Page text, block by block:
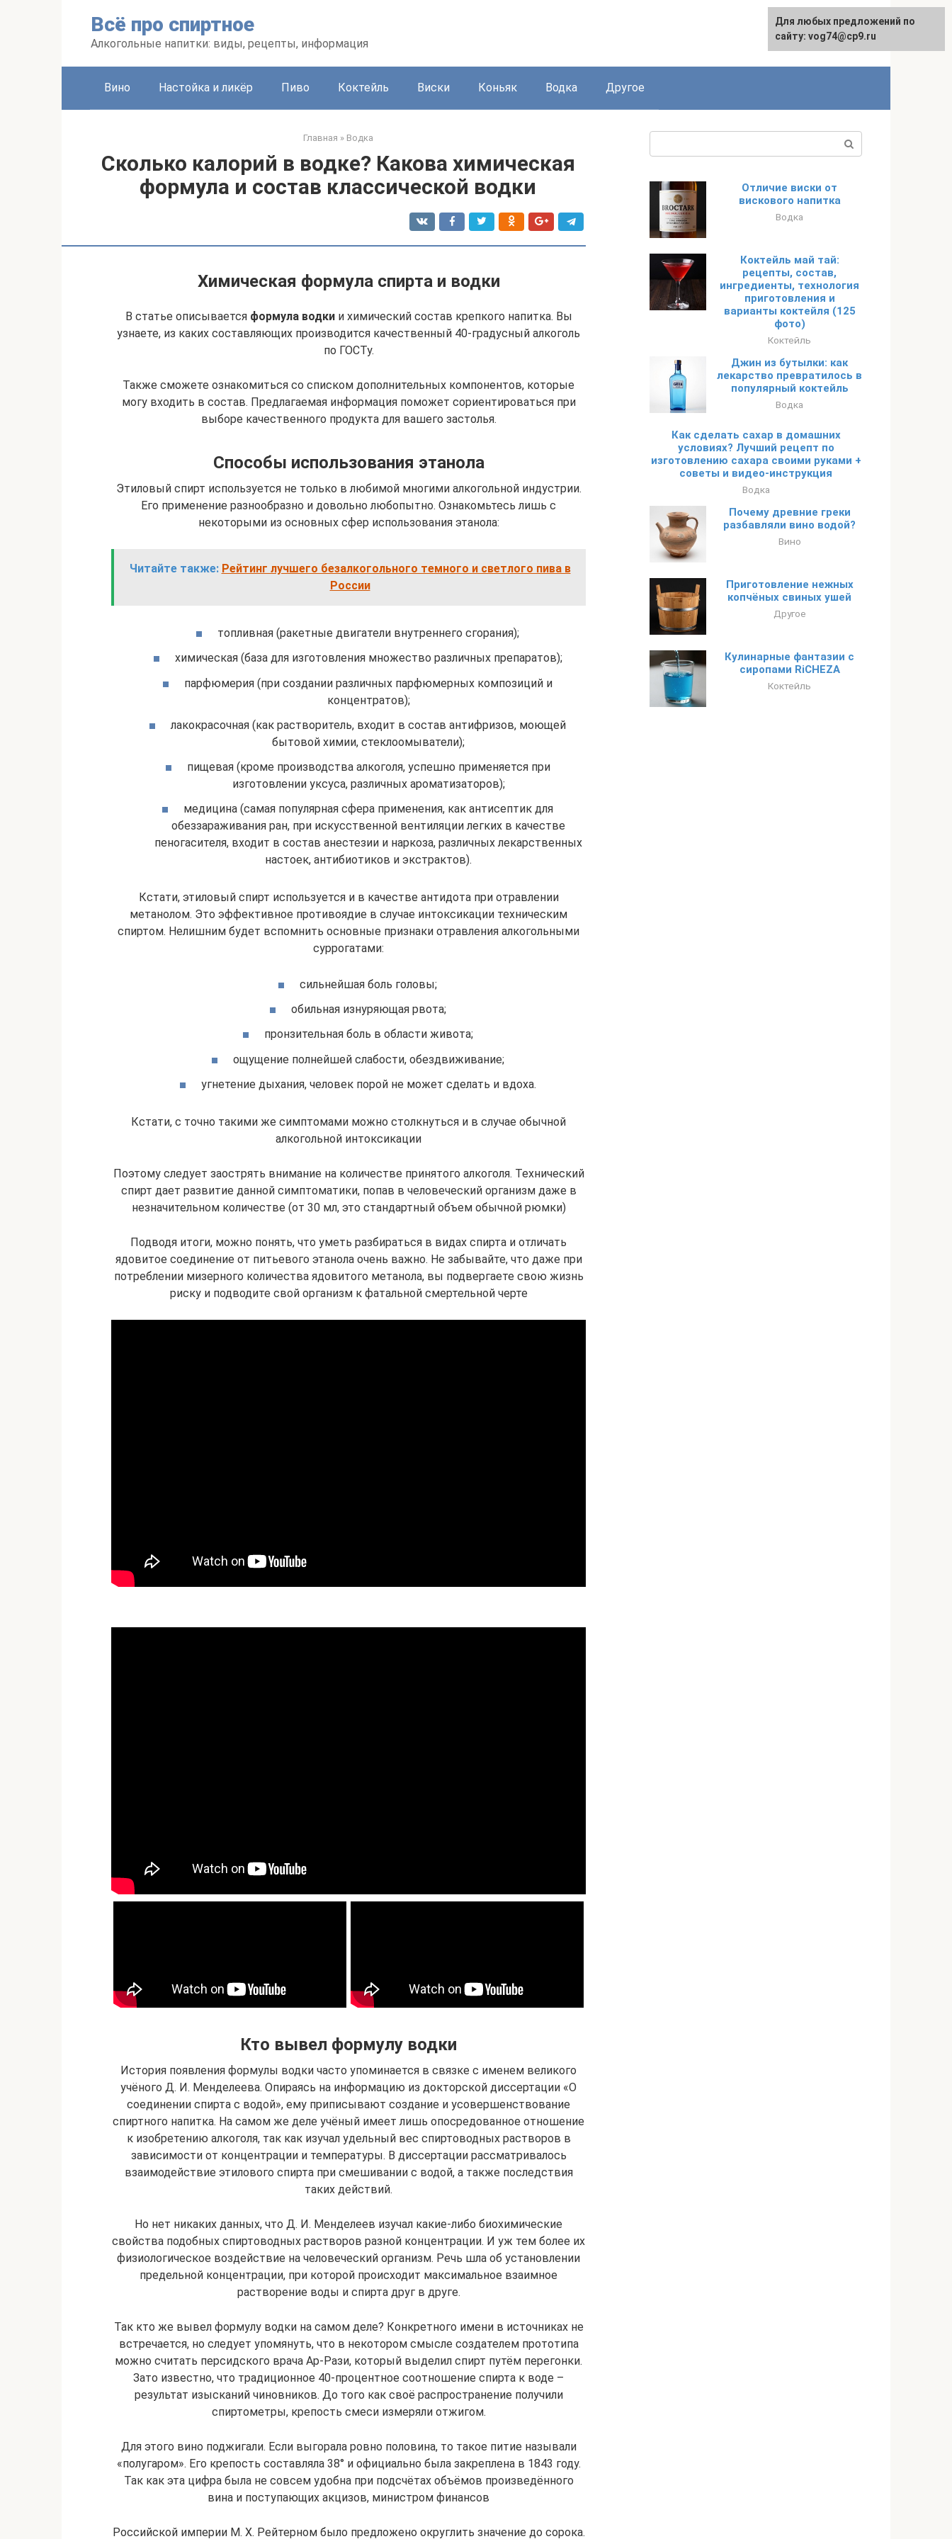
Всё про спиртное
Алкогольные напитки: виды, рецепты, информация
Вино Настойка и ликёр Пиво Коктейль Виски Коньяк Водка Другое
Главная » Водка
Сколько калорий в водке? Какова химическая
формула и состав классической водки
Химическая формула спирта и водки
В статье описывается формула водкии химический состав крепкого напитка. Вы
узнаете, из каких составляющих производится качественный 40-градусный алкоголь
по ГОСТу.
Также сможете ознакомиться со списком дополнительных компонентов, которые
могу входить в состав. Предлагаемая информация поможет сориентироваться при
выборе качественного продукта для вашего застолья.
Способы использования этанола
Этиловый спирт используется не только в любимой многими алкогольной индустрии.
Его применение разнообразно и довольно любопытно. Ознакомьтесь лишь с
некоторыми из основных сфер использования этанола:
Читайте также: Рейтинг лучшего безалкогольного темного и светлого пива в
России
топливная (ракетные двигатели внутреннего сгорания);
химическая (база для изготовления множество различных препаратов);
парфюмерия (при создании различных парфюмерных композиций и
концентратов);
лакокрасочная (как растворитель, входит в состав антифризов, моющей
бытовой химии, стеклоомыватели);
пищевая (кроме производства алкоголя, успешно применяется при
изготовлении уксуса, различных ароматизаторов);
медицина (самая популярная сфера применения, как антисептик для
обеззараживания ран, при искусственной вентиляции легких в качестве
пеногасителя, входит в состав анестезии и наркоза, различных лекарственных
настоек, антибиотиков и экстрактов).
Кстати, этиловый спирт используется и в качестве антидота при отравлении
метанолом. Это эффективное противоядие в случае интоксикации техническим
спиртом. Нелишним будет вспомнить основные признаки отравления алкогольными
суррогатами:
сильнейшая боль головы;
обильная изнуряющая рвота;
пронзительная боль в области живота;
ощущение полнейшей слабости, обездвиживание;
угнетение дыхания, человек порой не может сделать и вдоха.
Кстати, с точно такими же симптомами можно столкнуться и в случае обычной
алкогольной интоксикации
Поэтому следует заострять внимание на количестве принятого алкоголя. Технический
спирт дает развитие данной симптоматики, попав в человеческий организм даже в
незначительном количестве (от 30 мл, это стандартный объем обычной рюмки)
Подводя итоги, можно понять, что уметь разбираться в видах спирта и отличать
ядовитое соединение от питьевого этанола очень важно. Не забывайте, что даже при
потреблении мизерного количества ядовитого метанола, вы подвергаете свою жизнь
риску и подводите свой организм к фатальной смертельной черте
Кто вывел формулу водки
История появления формулы водки часто упоминается в связке с именем великого
учёного Д. И. Менделеева. Опираясь на информацию из докторской диссертации «О
соединении спирта с водой», ему приписывают создание и усовершенствование
спиртного напитка. На самом же деле учёный имеет лишь опосредованное отношение
к изобретению алкоголя, так как изучал удельный вес спиртоводных растворов в
зависимости от концентрации и температуры. В диссертации рассматривалось
взаимодействие этилового спирта при смешивании с водой, а также последствия
таких действий.
Но нет никаких данных, что Д. И. Менделеев изучал какие-либо биохимические
свойства подобных спиртоводных растворов разной концентрации. И уж тем более их
физиологическое воздействие на человеческий организм. Речь шла об установлении
предельной концентрации, при которой происходит максимальное взаимное
растворение воды и спирта друг в друге.
Так кто же вывел формулу водки на самом деле? Конкретного имени в источниках не
встречается, но следует упомянуть, что в некотором смысле создателем прототипа
можно считать персидского врача Ар-Рази, который выделил спирт путём перегонки.
Зато известно, что традиционное 40-процентное соотношение спирта к воде –
результат изысканий чиновников. До того как своё распространение получили
спиртометры, крепость смеси измеряли отжигом.
Для этого вино поджигали. Если выгорала ровно половина, то такое питие называли
«полугаром». Его крепость составляла 38° и официально была закреплена в 1843 году.
Так как эта цифра была не совсем удобна при подсчётах объёмов произведённого
вина и поступающих акцизов, министром финансов
Российской империи М. Х. Рейтерном было предложено округлить значение до сорока.
Отличие виски от
вискового напитка
Водка
Коктейль май тай:
рецепты, состав,
ингредиенты, технология
приготовления и
варианты коктейля (125
фото)
Коктейль
Джин из бутылки: как
лекарство превратилось в
популярный коктейль
Водка
Как сделать сахар в домашних
условиях? Лучший рецепт по
изготовлению сахара своими руками +
советы и видео-инструкция
Водка
Почему древние греки
разбавляли вино водой?
Вино
Приготовление нежных
копчёных свиных ушей
Другое
Кулинарные фантазии с
сиропами RiCHEZA
Коктейль
Для любых предложений по
сайту: vog74@cp9.ru